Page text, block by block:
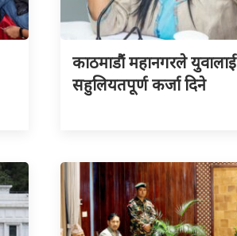
काठमाडौं महानगरले युवालाई
सहुलियतपूर्ण कर्जा दिने